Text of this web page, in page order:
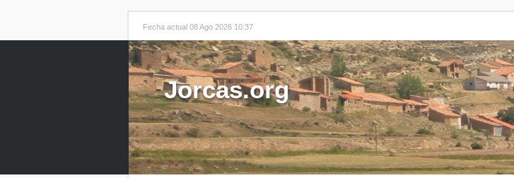
Fecha actual 08 Ago 2026 10:37
Jorcas.org